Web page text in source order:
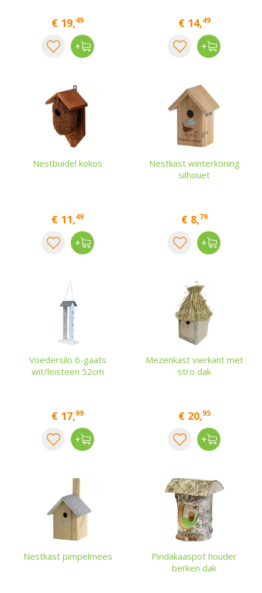
€ 19,49 € 14,49
Nestbuidel kokos
€ 11,49
Nestkast winterkoning
silhouet
€ 8,79
Voedersilo 6-gaats
wit/leisteen 52cm
€ 17,99
Mezenkast vierkant met
stro dak
€ 20,95
Nestkast pimpelmees
Pindakaaspot houder
berken dak